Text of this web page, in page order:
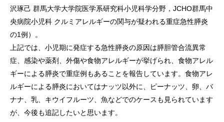
沢琢己 群馬大学大学院医学系研究科小児科学分野，JCHO群馬中
央病院小児科 クルミアレルギーの関与が疑われる重症急性膵炎
の1例）。
上記では、小児期に発症する急性膵炎の原因は膵胆管合流異常
症、感染や薬剤、外傷や食物アレルギーが挙げられ、食物アレル
ギーによる膵炎で重症例もあることを報告しています。食物アレ
ルギーによる膵炎においてはナッツ以外に、ピーナッツ、卵、バ
ナナ、乳、キウイフルーツ、魚などでのケースも見られています
が、今後も追記したいと思います。